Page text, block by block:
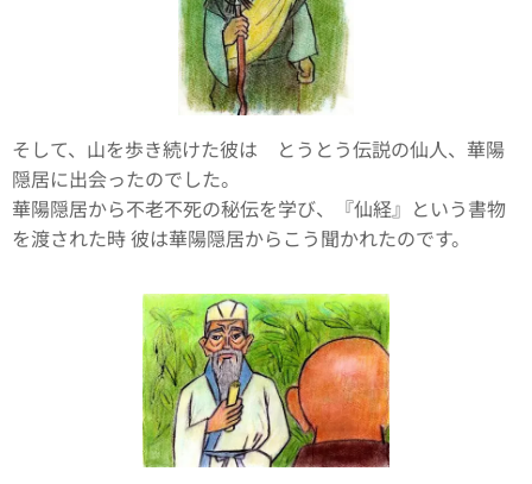
そして、山を歩き続けた彼は とうとう伝説の仙人、華陽
隠居に出会ったのでした。
華陽隠居から不老不死の秘伝を学び、『仙経』という書物
を渡された時 彼は華陽隠居からこう聞かれたのです。